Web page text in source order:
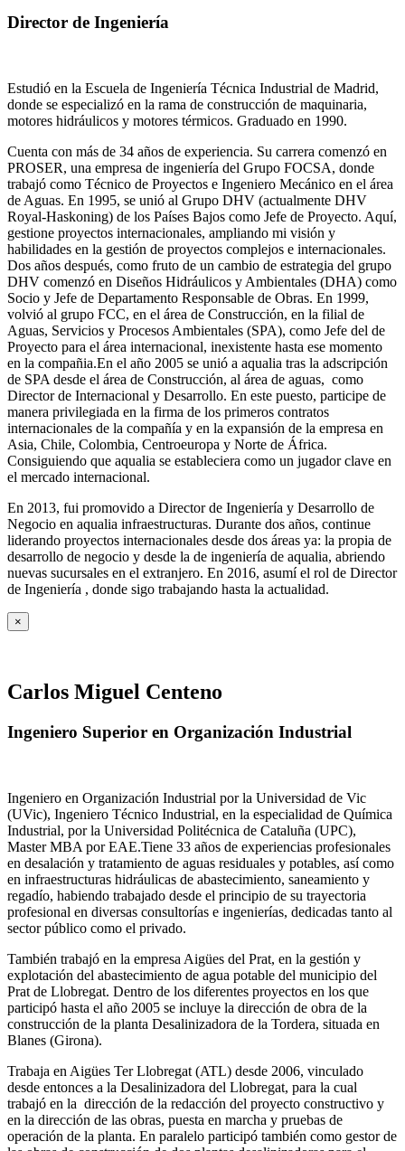
Director de Ingeniería
Estudió en la Escuela de Ingeniería Técnica Industrial de Madrid,
donde se especializó en la rama de construcción de maquinaria,
motores hidráulicos y motores térmicos. Graduado en 1990.
Cuenta con más de 34 años de experiencia. Su carrera comenzó en
PROSER, una empresa de ingeniería del Grupo FOCSA, donde
trabajó como Técnico de Proyectos e Ingeniero Mecánico en el área
de Aguas. En 1995, se unió al Grupo DHV (actualmente DHV
Royal-Haskoning) de los Países Bajos como Jefe de Proyecto. Aquí,
gestione proyectos internacionales, ampliando mi visión y
habilidades en la gestión de proyectos complejos e internacionales.
Dos años después, como fruto de un cambio de estrategia del grupo
DHV comenzó en Diseños Hidráulicos y Ambientales (DHA) como
Socio y Jefe de Departamento Responsable de Obras. En 1999,
volvió al grupo FCC, en el área de Construcción, en la filial de
Aguas, Servicios y Procesos Ambientales (SPA), como Jefe del de
Proyecto para el área internacional, inexistente hasta ese momento
en la compañia.En el año 2005 se unió a aqualia tras la adscripción
de SPA desde el área de Construcción, al área de aguas, como
Director de Internacional y Desarrollo. En este puesto, participe de
manera privilegiada en la firma de los primeros contratos
internacionales de la compañía y en la expansión de la empresa en
Asia, Chile, Colombia, Centroeuropa y Norte de África.
Consiguiendo que aqualia se estableciera como un jugador clave en
el mercado internacional.
En 2013, fui promovido a Director de Ingeniería y Desarrollo de
Negocio en aqualia infraestructuras. Durante dos años, continue
liderando proyectos internacionales desde dos áreas ya: la propia de
desarrollo de negocio y desde la de ingeniería de aqualia, abriendo
nuevas sucursales en el extranjero. En 2016, asumí el rol de Director
de Ingeniería , donde sigo trabajando hasta la actualidad.
×
Carlos Miguel Centeno
Ingeniero Superior en Organización Industrial
Ingeniero en Organización Industrial por la Universidad de Vic
(UVic), Ingeniero Técnico Industrial, en la especialidad de Química
Industrial, por la Universidad Politécnica de Cataluña (UPC),
Master MBA por EAE.Tiene 33 años de experiencias profesionales
en desalación y tratamiento de aguas residuales y potables, así como
en infraestructuras hidráulicas de abastecimiento, saneamiento y
regadío, habiendo trabajado desde el principio de su trayectoria
profesional en diversas consultorías e ingenierías, dedicadas tanto al
sector público como el privado.
También trabajó en la empresa Aigües del Prat, en la gestión y
explotación del abastecimiento de agua potable del municipio del
Prat de Llobregat. Dentro de los diferentes proyectos en los que
participó hasta el año 2005 se incluye la dirección de obra de la
construcción de la planta Desalinizadora de la Tordera, situada en
Blanes (Girona).
Trabaja en Aigües Ter Llobregat (ATL) desde 2006, vinculado
desde entonces a la Desalinizadora del Llobregat, para la cual
trabajó en la dirección de la redacción del proyecto constructivo y
en la dirección de las obras, puesta en marcha y pruebas de
operación de la planta. En paralelo participó también como gestor de